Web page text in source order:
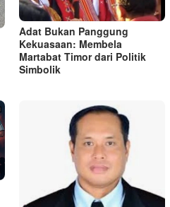
Adat Bukan Panggung
Kekuasaan: Membela
Martabat Timor dari Politik
Simbolik